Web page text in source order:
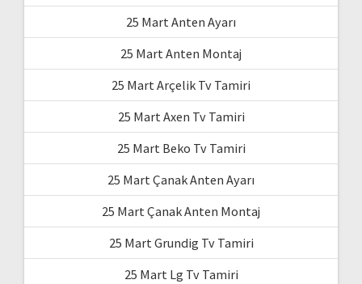
25 Mart Anten Ayarı
25 Mart Anten Montaj
25 Mart Arçelik Tv Tamiri
25 Mart Axen Tv Tamiri
25 Mart Beko Tv Tamiri
25 Mart Çanak Anten Ayarı
25 Mart Çanak Anten Montaj
25 Mart Grundig Tv Tamiri
25 Mart Lg Tv Tamiri